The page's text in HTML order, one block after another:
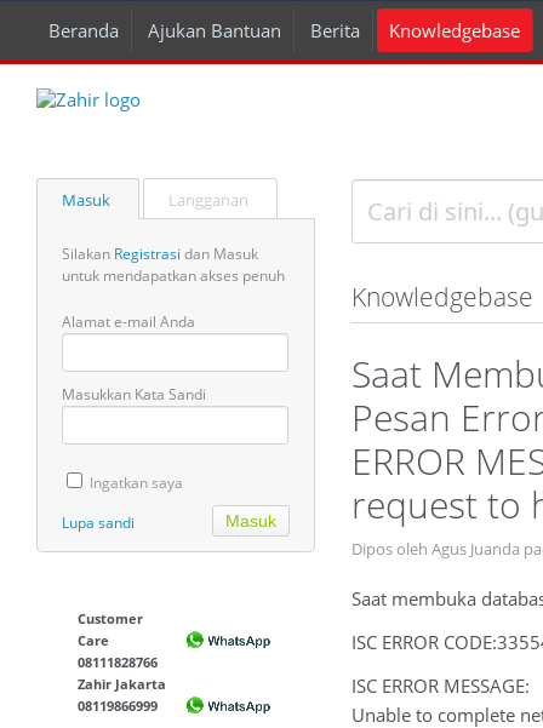
Beranda Ajukan Bantuan Berita Knowledgebase
Masuk Langganan
Silakan Registrasi dan Masuk
untuk mendapatkan akses penuh
Alamat e-mail Anda
Masukkan Kata Sandi
Ingatkan saya
Lupa sandi
Customer
Care
08111828766
Zahir Jakarta
08119866999
Knowledgebase
Saat
Pesan
ERROR
request to
Dipos oleh Agus Juanda
Saat membuka
ISC ERROR
ISC ERROR MESSAGE:
Unable to complete